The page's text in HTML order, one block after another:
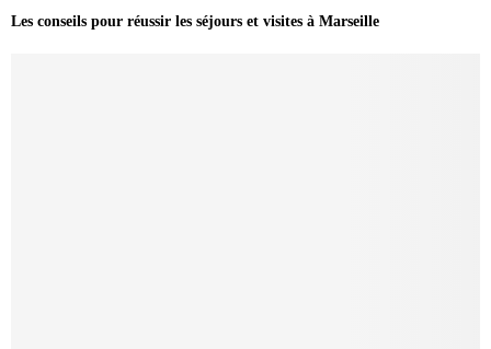
Les conseils pour réussir les séjours et visites à Marseille